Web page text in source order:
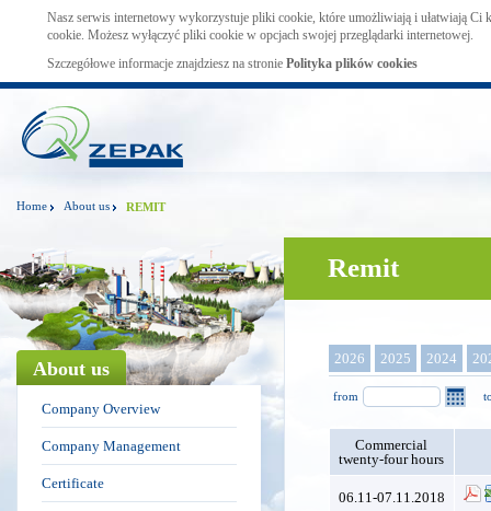
Nasz serwis internetowy wykorzystuje pliki cookie, które umożliwiają i ułatwiają Ci
cookie. Możesz wyłączyć pliki cookie w opcjach swojej przeglądarki internetowej.
Szczegółowe informacje znajdziesz na stronie Polityka plików cookies
Home About us REMIT
About us
Company Overview
Company Management
Certificate
Remit
2026 2025 2024
from
Commercial
twenty-four hours
06.11-07.11.2018